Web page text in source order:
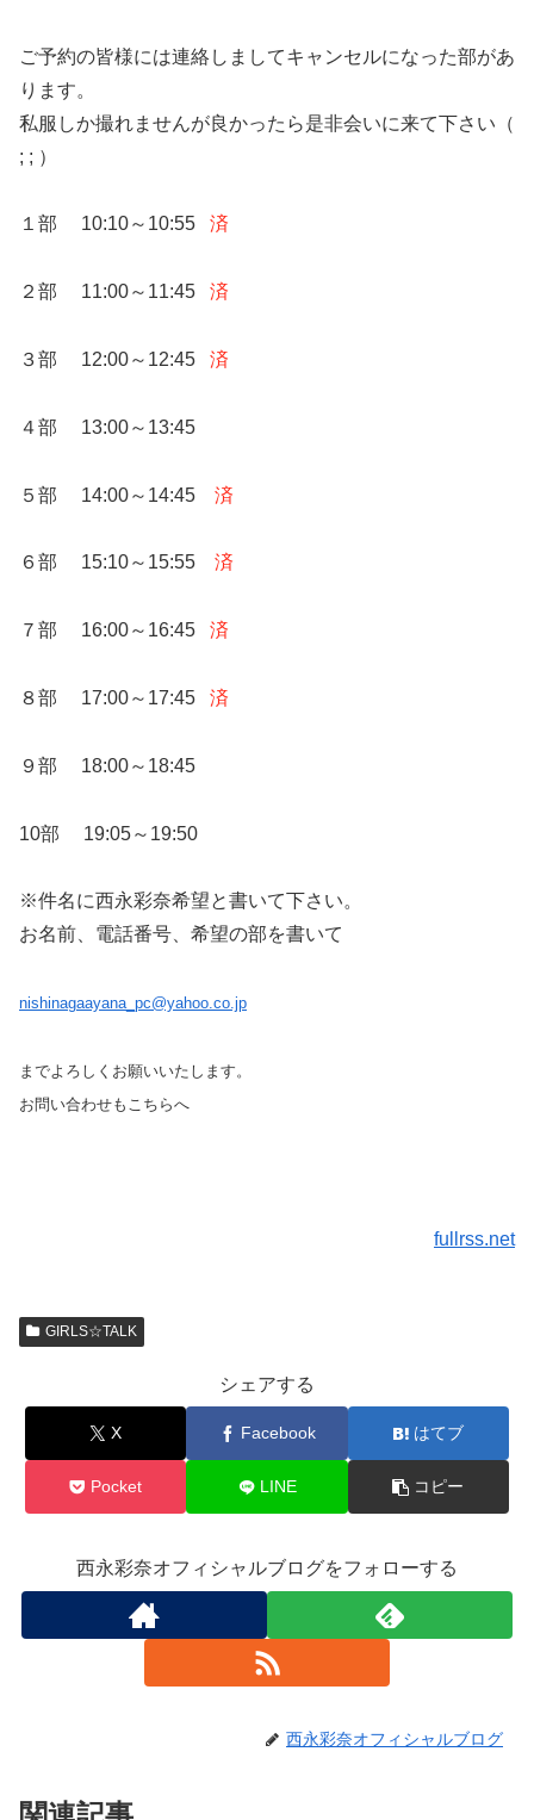
ご予約の皆様には連絡しましてキャンセルになった部があ
ります。
私服しか撮れませんが良かったら是非会いに来て下さい（
; ; ）
１部 10:10～10:55 済
２部 11:00～11:45 済
３部 12:00～12:45 済
４部 13:00～13:45
５部 14:00～14:45 済
６部 15:10～15:55 済
７部 16:00～16:45 済
８部 17:00～17:45 済
９部 18:00～18:45
10部 19:05～19:50
※件名に西永彩奈希望と書いて下さい。
お名前、電話番号、希望の部を書いて
nishinagaayana_pc@yahoo.co.jp
までよろしくお願いいたします。
お問い合わせもこちらへ
fullrss.net
GIRLS☆TALK
シェアする
X Facebook はてブ
Pocket LINE コピー
西永彩奈オフィシャルブログをフォローする
西永彩奈オフィシャルブログ